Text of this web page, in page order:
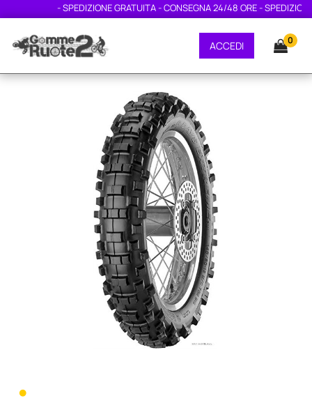
- SPEDIZIONE GRATUITA - CONSEGNA 24/48 ORE -
ACCEDI 0
•